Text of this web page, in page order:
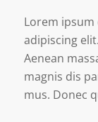
Lorem
adipiscing
Aenean
magnis dis
mus. Donec